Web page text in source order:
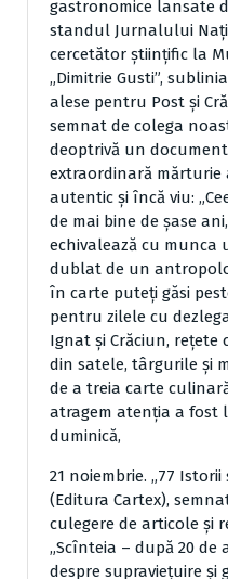
gastronomice lansate
standul Jurnalului
cercetător ştiinţific la
„Dimitrie Gusti”,
alese pentru Post şi
semnat de colega
deoptrivă un
extraordinară
autentic şi încă viu:
de mai bine de şase
echivalează cu munca
dublat de un
în carte puteţi găsi
pentru zilele cu
Ignat şi Crăciun,
din satele, târgurile şi
de a treia carte
atragem atenţia a fost
duminică,
21 noiembrie. „77
(Editura Cartex),
culegere de articole şi
„Scînteia – după 20 de
despre supravieţuire şi